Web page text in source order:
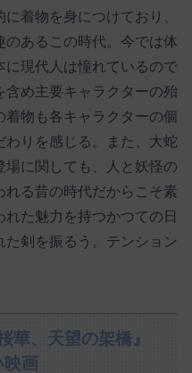
着物を身につけており、
あるこの時代。今では体
現代人は憧れているので
含め主要キャラクターの殆
物も各キャラクターの個
りを感じる。また、大蛇
場に関しても、人と妖怪の
る昔の時代だからこそ素
た魅力を持つかつての日
剣を振るう。テンション
華、天望の架橋』
映画